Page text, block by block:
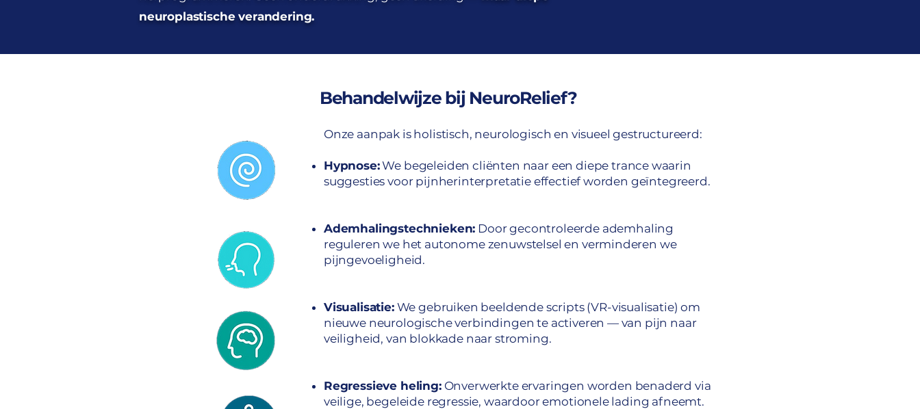
neuroplastische verandering.
Behandelwijze bij NeuroRelief?
Onze aanpak is holistisch, neurologisch en visueel gestructureerd:
Hypnose:We begeleiden cliënten naar een diepe trance waarin
suggesties voor pijnherinterpretatie effectief worden geïntegreerd.
Ademhalingstechnieken: Door gecontroleerde ademhaling
reguleren we het autonome zenuwstelsel en verminderen we
pijngevoeligheid.
Visualisatie:We gebruiken beeldende scripts (VR-visualisatie) om
nieuwe neurologische verbindingen te activeren — van pijn naar
veiligheid, van blokkade naar stroming.
Regressieve heling:Onverwerkte ervaringen worden benaderd via
veilige, begeleide regressie, waardoor emotionele lading afneemt.